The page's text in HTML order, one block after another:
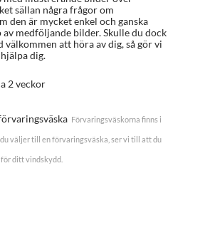
sällan några frågor om
den är mycket enkel och ganska
medföljande bilder. Skulle du dock
välkommen att höra av dig, så gör vi
dig.
2 veckor
Förvaringsväskorna finns i
väljer till en förvaringsväska, ser vi till att du
ditt vindskydd.